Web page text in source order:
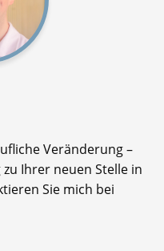
Veränderung –
Ihrer neuen Stelle in
Sie mich bei